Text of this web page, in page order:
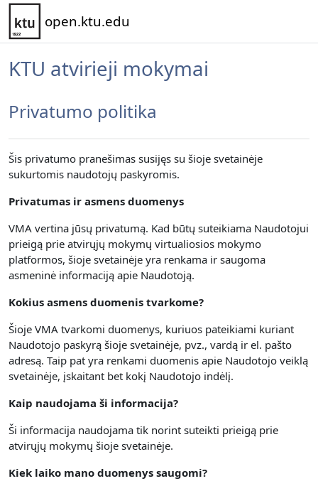
Pereiti į pagrindinį turinį
open.ktu.edu
KTU atvirieji mokymai
Privatumo politika
Šis privatumo pranešimas susijęs su šioje svetainėje
sukurtomis naudotojų paskyromis.
Privatumas ir asmens duomenys
VMA vertina jūsų privatumą. Kad būtų suteikiama Naudotojui
prieigą prie atvirųjų mokymų virtualiosios mokymo
platformos, šioje svetainėje yra renkama ir saugoma
asmeninė informaciją apie Naudotoją.
Kokius asmens duomenis tvarkome?
Šioje VMA tvarkomi duomenys, kuriuos pateikiami kuriant
Naudotojo paskyrą šioje svetainėje, pvz., vardą ir el. pašto
adresą. Taip pat yra renkami duomenis apie Naudotojo veiklą
svetainėje, įskaitant bet kokį Naudotojo indėlį.
Kaip naudojama ši informacija?
Ši informacija naudojama tik norint suteikti prieigą prie
atvirųjų mokymų šioje svetainėje.
Kiek laiko mano duomenys saugomi?